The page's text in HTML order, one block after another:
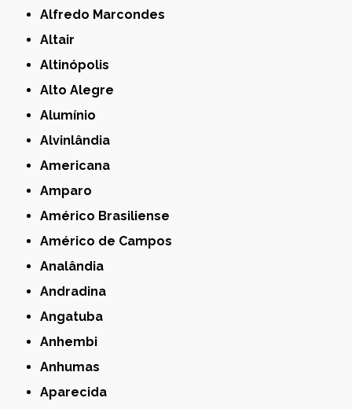
Alfredo Marcondes
Altair
Altinópolis
Alto Alegre
Alumínio
Alvinlândia
Americana
Amparo
Américo Brasiliense
Américo de Campos
Analândia
Andradina
Angatuba
Anhembi
Anhumas
Aparecida